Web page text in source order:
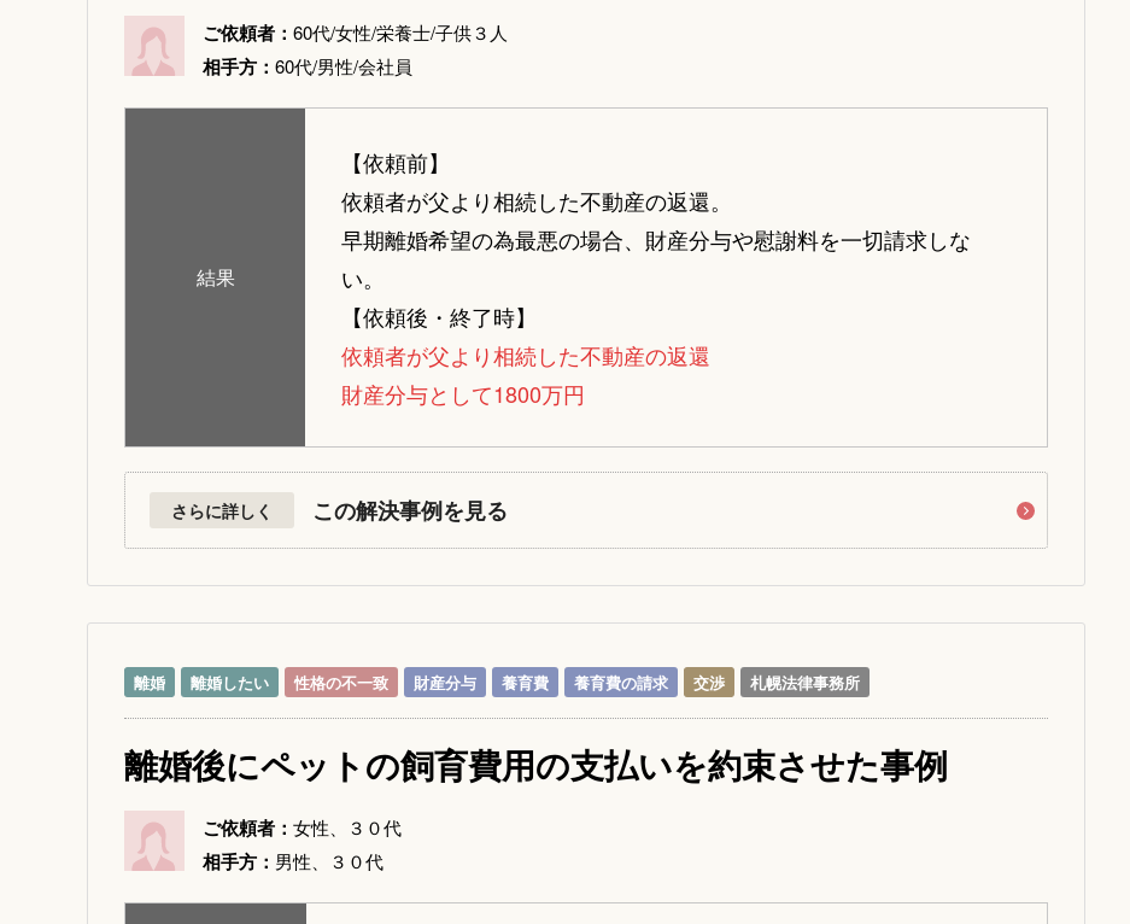
ご依頼者： 60代/女性/栄養士/子供３人
相手方： 60代/男性/会社員
結果
【依頼前】
依頼者が父より相続した不動産の返還。
早期離婚希望の為最悪の場合、財産分与や慰謝料を一切請求しな
い。
【依頼後・終了時】
依頼者が父より相続した不動産の返還
財産分与として1800万円
さらに詳しく この解決事例を見る
離婚 離婚したい 性格の不一致 財産分与 養育費 養育費の請求 交渉 札幌法律事務所
離婚後にペットの飼育費用の支払いを約束させた事例
ご依頼者： 女性、３０代
相手方： 男性、３０代